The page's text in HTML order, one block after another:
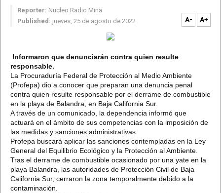
Reporter: Nucleo Radio Mina
Published: jueves, 25 de agosto de 2022 A- A+
Informaron que denunciarán contra quien resulte
responsable.
La Procuraduría Federal de Protección al Medio Ambiente
(Profepa) dio a conocer que preparan una denuncia penal
contra quien resulte responsable por el derrame de combustible
en la playa de Balandra, en Baja California Sur.
A través de un comunicado, la dependencia informó que
actuará en el ámbito de sus competencias con la imposición de
las medidas y sanciones administrativas.
Profepa buscará aplicar las sanciones contempladas en la Ley
General del Equilibrio Ecológico y la Protección al Ambiente.
Tras el derrame de combustible ocasionado por una yate en la
playa Balandra, las autoridades de Protección Civil de Baja
California Sur, cerraron la zona temporalmente debido a la
contaminación.